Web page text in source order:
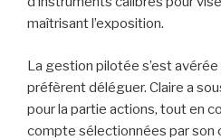
maîtrisant l’exposition.
La gestion pilotée s’est
préfèrent déléguer. Claire a
pour la partie actions, tout en
compte sélectionnées par son